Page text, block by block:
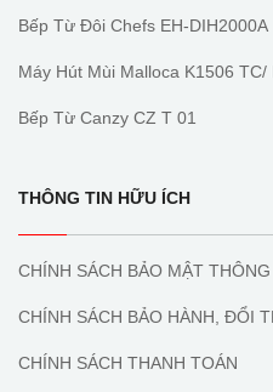
Bếp Từ Đôi Chefs EH-DIH2000A
Máy Hút Mùi Malloca K1506
Bếp Từ Canzy CZ T 01
THÔNG TIN HỮU ÍCH
CHÍNH SÁCH BẢO MẬT
CHÍNH SÁCH BẢO HÀNH, ĐỔI
CHÍNH SÁCH THANH TOÁN